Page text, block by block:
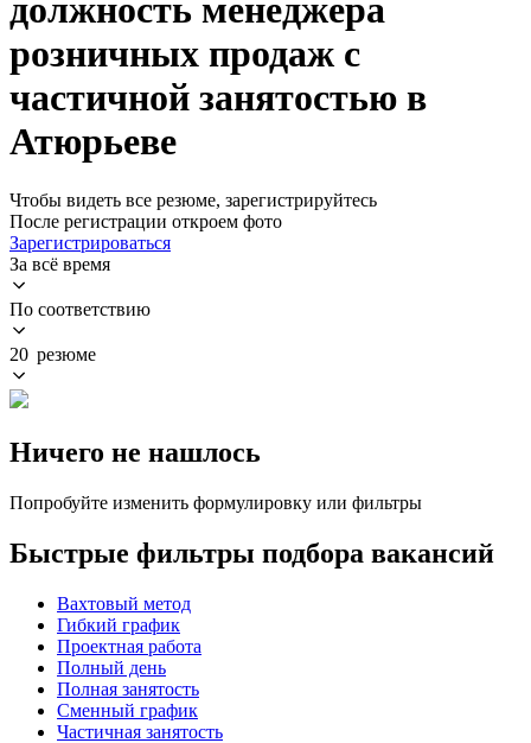
должность менеджера
розничных продаж с
частичной занятостью в
Атюрьеве
Чтобы видеть все резюме, зарегистрируйтесь
После регистрации откроем фото
Зарегистрироваться
За всё время
По соответствию
20 резюме
Ничего не нашлось
Попробуйте изменить формулировку или фильтры
Быстрые фильтры подбора вакансий
Вахтовый метод
Гибкий график
Проектная работа
Полный день
Полная занятость
Сменный график
Частичная занятость